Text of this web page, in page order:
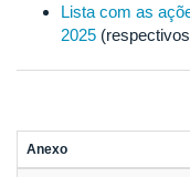
Lista com as
2025
Anexo